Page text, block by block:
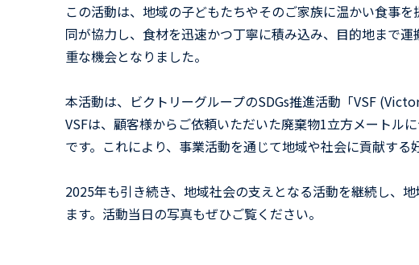
この活動は、地域の子どもたちやそのご家族に温かい食事
同が協力し、食材を迅速かつ丁寧に積み込み、目的地まで
重な機会となりました。
本活動は、ビクトリーグループのSDGs推進活動「VSF
VSFは、顧客様からご依頼いただいた廃棄物1立方メートル
です。これにより、事業活動を通じて地域や社会に貢献する
2025年も引き続き、地域社会の支えとなる活動を継続し、
ます。活動当日の写真もぜひご覧ください。